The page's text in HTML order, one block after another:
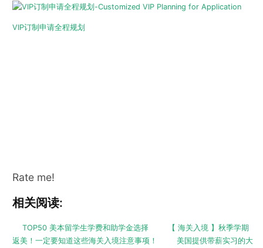
VIP订制申请全程规划
Rate me!
相关阅读:
TOP50 美本留学生学费和助学金选择
【 海关入境 】秋季学期
返美！一定要知道这些海关入境注意事项！
美国提供带薪实习的大